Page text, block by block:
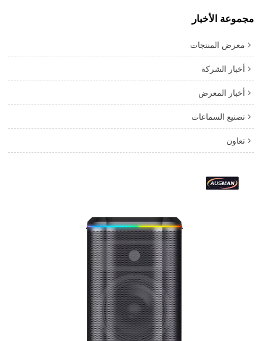
مجموعة الأخبار
معرض المنتجات
أخبار الشركة
أخبار المعرض
تصنيع السماعات
تعاون